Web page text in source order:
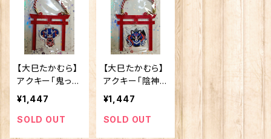
【大巳たかむら】
アクキー「鬼っ子
（妹）」
¥1,447
SOLD OUT
【大巳たかむら】
アクキー「陰神
刑部」
¥1,447
SOLD OUT